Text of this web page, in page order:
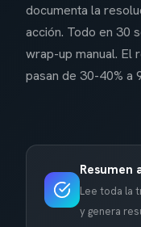
documenta la
acción. Todo en 30
wrap-up manual. El
pasan de 30-40% a
Resumen
Lee toda la
y genera